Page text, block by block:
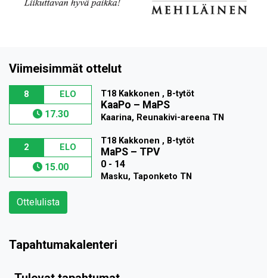
Viimeisimmät ottelut
8 ELO
17.30
T18 Kakkonen , B-tytöt
KaaPo – MaPS
Kaarina, Reunakivi-areena TN
2 ELO
15.00
T18 Kakkonen , B-tytöt
MaPS – TPV
0 - 14
Masku, Taponketo TN
Ottelulista
Tapahtumakalenteri